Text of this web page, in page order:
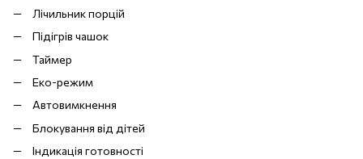
Лічильник порцій
Підігрів чашок
Таймер
Еко-режим
Автовимкнення
Блокування від дітей
Індикація готовності